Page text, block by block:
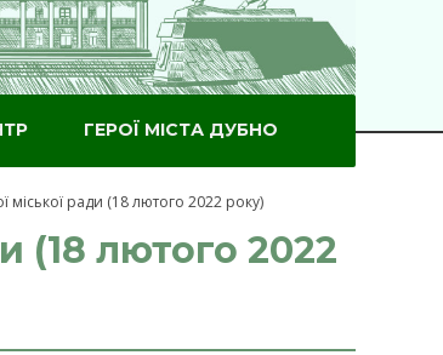
ГЕРОЇ МІСТА ДУБНО
міської ради (18 лютого 2022 року)
(18 лютого 2022